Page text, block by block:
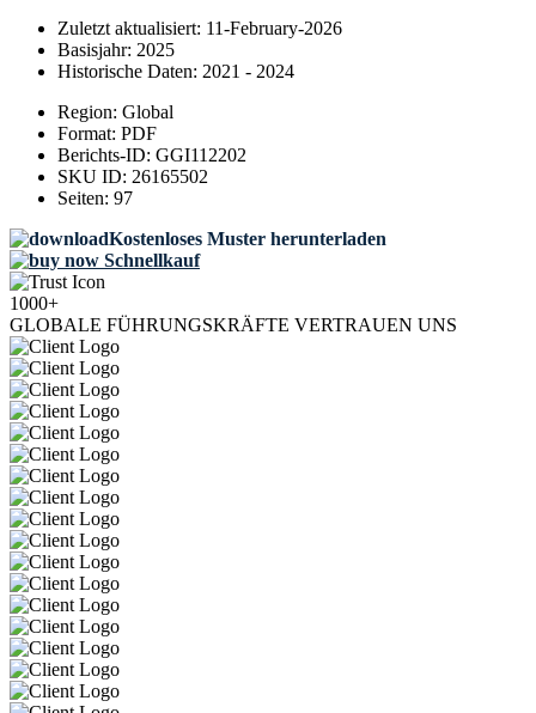
Zuletzt aktualisiert: 11-February-2026
Basisjahr: 2025
Historische Daten: 2021 - 2024
Region: Global
Format: PDF
Berichts-ID: GGI112202
SKU ID: 26165502
Seiten: 97
Kostenloses Muster herunterladen
Schnellkauf
1000+
GLOBALE FÜHRUNGSKRÄFTE VERTRAUEN UNS